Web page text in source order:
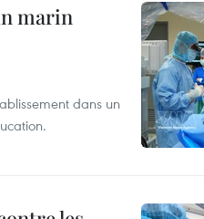
marin
dans un